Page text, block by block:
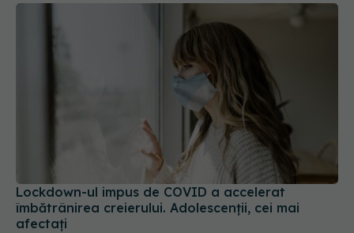
Lockdown-ul impus de COVID a accelerat
îmbătrânirea creierului. Adolescenții, cei mai
afectați